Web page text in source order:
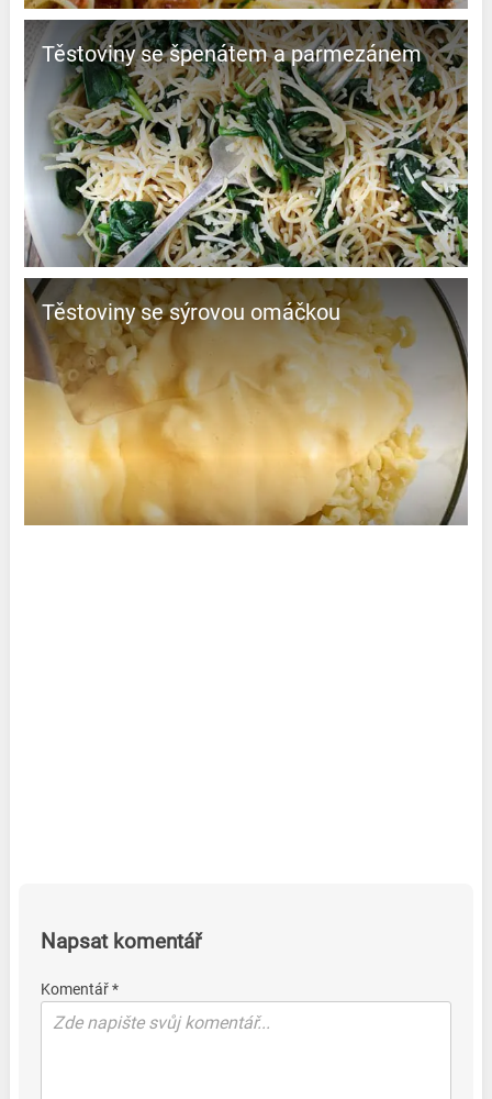
Těstoviny se špenátem a parmezánem
Těstoviny se sýrovou omáčkou
Napsat komentář
Komentář *